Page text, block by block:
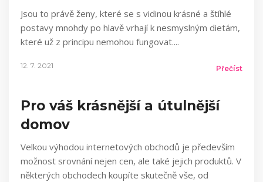
Jsou to právě ženy, které se s vidinou krásné a štíhlé
postavy mnohdy po hlavě vrhají k nesmyslným dietám,
které už z principu nemohou fungovat.
Přečíst
12. 7. 2021
Pro váš krásnější a útulnější
domov
Velkou výhodou internetových obchodů je především
možnost srovnání nejen cen, ale také jejich produktů. V
některých obchodech koupíte skutečně vše, od